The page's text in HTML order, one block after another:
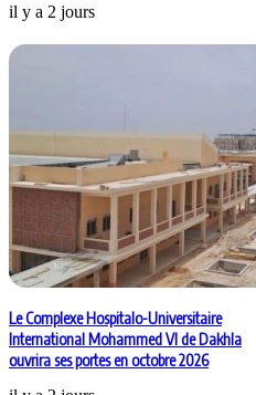
il y a 2 jours
Le Complexe Hospitalo-Universitaire
International Mohammed VI de Dakhla
ouvrira ses portes en octobre 2026